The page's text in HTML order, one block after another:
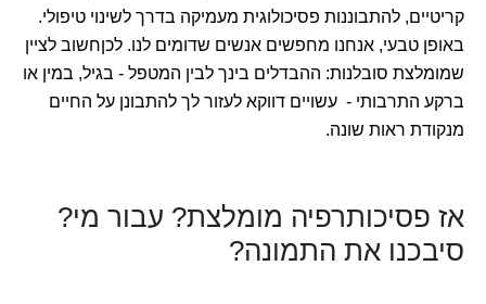
קריטיים, להתבוננות פסיכולוגית מעמיקה בדרך לשינוי טיפולי.
באופן טבעי, אנחנו מחפשים אנשים שדומים לנו. לכןחשוב לציין
שמומלצת סובלנות: ההבדלים בינך לבין המטפל - בגיל, במין או
ברקע התרבותי - עשויים דווקא לעזור לך להתבונן על החיים
מנקודת ראות שונה.
אז פסיכותרפיה מומלצת? עבור מי?
סיבכנו את התמונה?